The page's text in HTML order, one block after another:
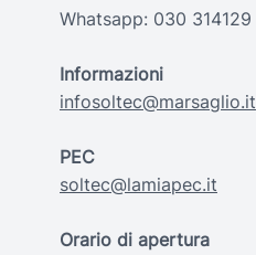
Whatsapp: 030 314129
Informazioni
infosoltec@marsaglio.it
PEC
soltec@lamiapec.it
Orario di apertura